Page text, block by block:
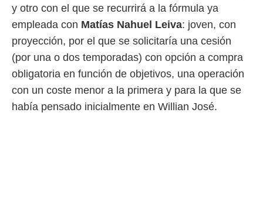
nuestra
de
disponible
y otro con el que se recurrirá a la fórmula ya
empleada con Matías Nahuel Leiva: joven, con
proyección, por el que se solicitaría una cesión
(por una o dos temporadas) con opción a compra
obligatoria en función de objetivos, una operación
con un coste menor a la primera y para la que se
había pensado inicialmente en Willian José.